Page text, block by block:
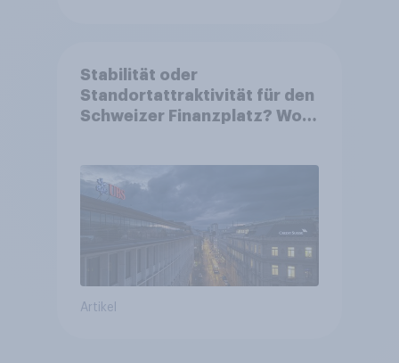
Stabilität oder
Standortattraktivität für den
Schweizer Finanzplatz? Wo
von Grossbanken steht
Artikel